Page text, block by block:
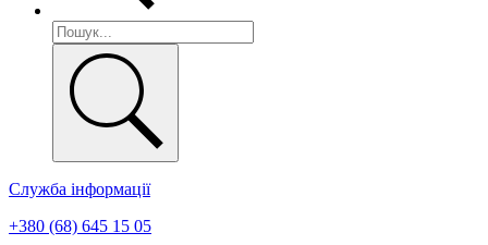
Служба інформації
+380 (68) 645 15 05